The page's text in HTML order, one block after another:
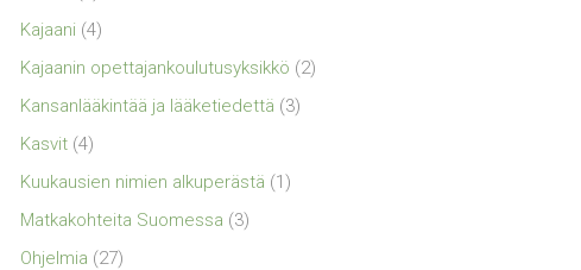
Kajaani (4)
Kajaanin opettajankoulutusyksikkö (2)
Kansanlääkintää ja lääketiedettä (3)
Kasvit (4)
Kuukausien nimien alkuperästä (1)
Matkakohteita Suomessa (3)
Ohjelmia (27)